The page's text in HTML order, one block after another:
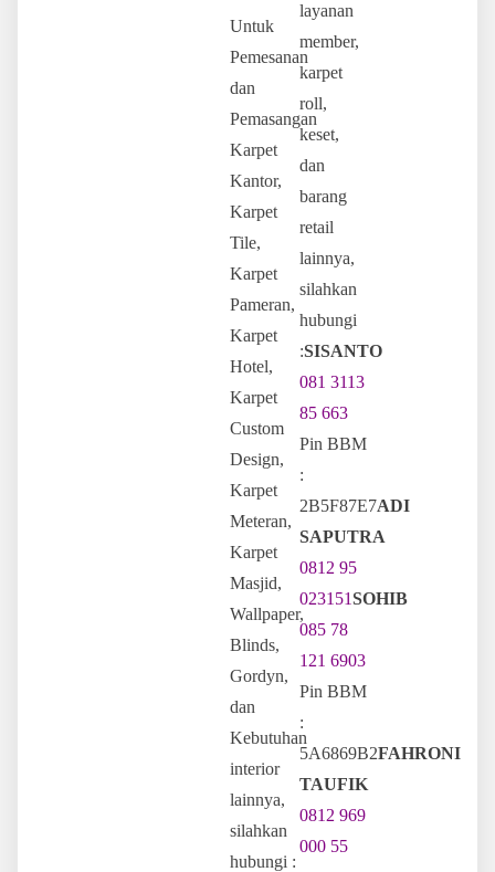
layanan
member,
karpet
roll,
keset,
dan
barang
retail
lainnya,
silahkan
hubungi
:SISANTO
081 3113
85 663
Pin BBM
:
2B5F87E7ADI
SAPUTRA
0812 95
023151SOHIB
085 78
121 6903
Pin BBM
:
5A6869B2FAHRONI
TAUFIK
0812 969
000 55
Untuk
Pemesanan
dan
Pemasangan
Karpet
Kantor,
Karpet
Tile,
Karpet
Pameran,
Karpet
Hotel,
Karpet
Custom
Design,
Karpet
Meteran,
Karpet
Masjid,
Wallpaper,
Blinds,
Gordyn,
dan
Kebutuhan
interior
lainnya,
silahkan
hubungi :